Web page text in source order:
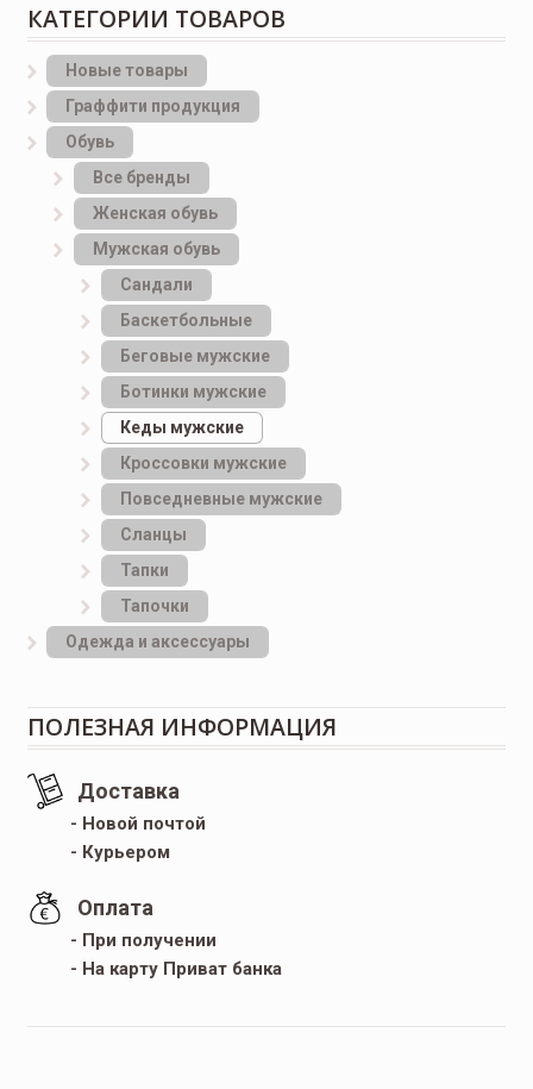
КАТЕГОРИИ ТОВАРОВ
Новые товары
Граффити продукция
Обувь
Все бренды
Женская обувь
Мужская обувь
Сандали
Баскетбольные
Беговые мужские
Ботинки мужские
Кеды мужские
Кроссовки мужские
Повседневные мужские
Сланцы
Тапки
Тапочки
Одежда и аксессуары
ПОЛЕЗНАЯ ИНФОРМАЦИЯ
Доставка
- Новой почтой
- Курьером
Оплата
- При получении
- На карту Приват банка